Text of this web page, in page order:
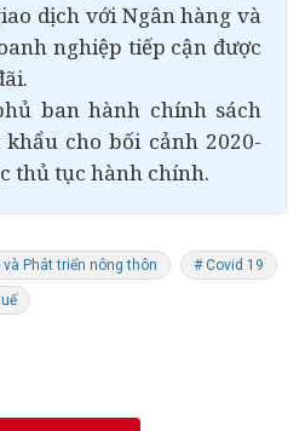
dịch với Ngân hàng và
nghiệp tiếp cận được
ban hành chính sách
cho bối cảnh 2020-
thủ tục hành chính.
Phát triển nông thôn # Covid 19